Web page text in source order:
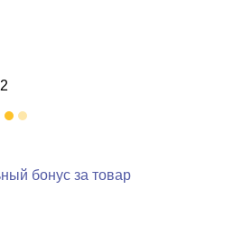
бонус за товар